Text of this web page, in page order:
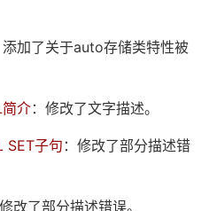
添加了关于auto存储类特性被
介：修改了文字描述。
SET子句：修改了部分描述错
改了部分描述错误。